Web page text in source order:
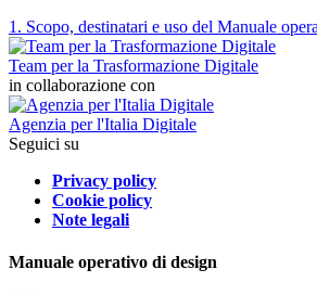
1. Scopo, destinatari e uso del Manuale
Team per la Trasformazione Digitale
in collaborazione con
Agenzia per l'Italia Digitale
Seguici su
Privacy policy
Cookie policy
Note legali
Manuale operativo di design